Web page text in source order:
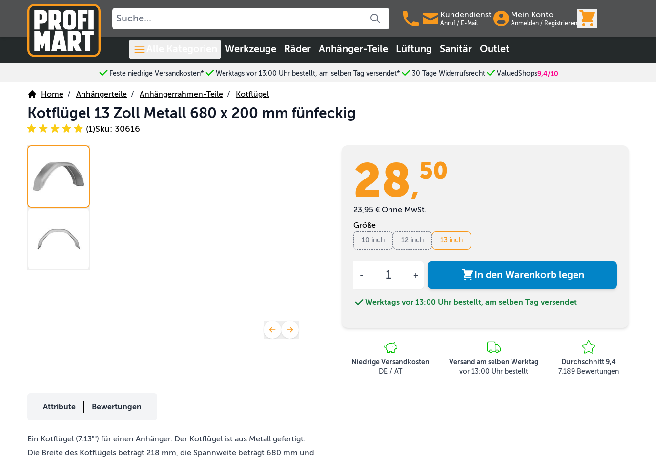
Skip to Content
Kundendienst
Anruf / E-Mail
Mein Konto
Anmelden / Registrieren
Werkzeuge Räder Anhänger-Teile Lüftung Sanitär Outlet
Feste niedrige Versandkosten* Werktags vor 13:00 Uhr bestellt, am selben Tag versendet* 30 Tage Widerrufsrecht ValuedShops9,4/10
Home / Anhängerteile / Anhängerrahmen-Teile / Kotflügel
Kotflügel 13 Zoll Metall 680 x 200 mm fünfeckig
(1)Sku: 30616
28,
50
23,95 € Ohne MwSt.
Größe
10 inch 12 inch 13 inch
In den Warenkorb legen
Werktags vor 13:00 Uhr bestellt, am selben Tag versendet
Niedrige Versandkosten
DE / AT
Versand am selben Werktag
vor 13:00 Uhr bestellt
Durchschnitt 9,4
7.189 Bewertungen
Attribute Bewertungen
Ein Kotflügel (7.13"") für einen Anhänger. Der Kotflügel ist aus Metall gefertigt.
Die Breite des Kotflügels beträgt 218 mm, die Spannweite beträgt 680 mm und